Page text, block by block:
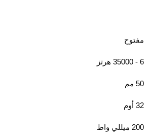
مفتوح
6 - 35000 هرتز
50 مم
32 أوم
200 ميللي واط